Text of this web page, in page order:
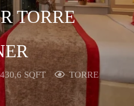
TORRE
SQFT
TORRE